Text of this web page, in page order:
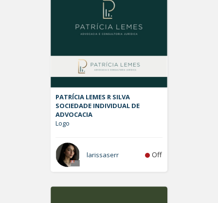
PATRÍCIA LEMES R SILVA
SOCIEDADE INDIVIDUAL DE
ADVOCACIA
Logo
larissaserr Off